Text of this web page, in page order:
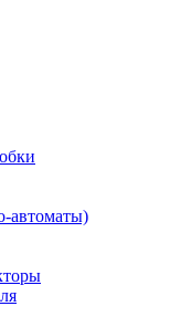
автоматы)